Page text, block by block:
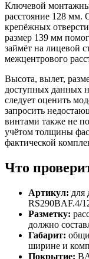
Ключевой
расстояние 128 мм.
крепёжных
размер 139 мм
займёт на лицевой
межцентрового
Высота, вылет,
доступных данных
следует оценить
запросить
винтами также не
учётом толщины
фактической
Что
Артикул: для
RS290BAF.4/
Разметку:
должно
Габарит:
ширине и
Покрытие: